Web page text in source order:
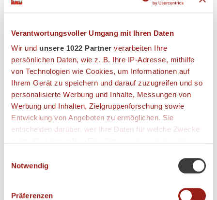
Verantwortungsvoller Umgang mit Ihren Daten
Wir und unsere 1022 Partner verarbeiten Ihre
persönlichen Daten, wie z. B. Ihre IP-Adresse, mithilfe
von Technologien wie Cookies, um Informationen auf
Ihrem Gerät zu speichern und darauf zuzugreifen und so
personalisierte Werbung und Inhalte, Messungen von
Werbung und Inhalten, Zielgruppenforschung sowie
Entwicklung von Angeboten zu ermöglichen. Sie
entscheiden darüber, wer Ihre Daten für welche Zwecke
Trigger Symbol ändern oder widerrufen
Notwendig
Präferenzen
Nutzung unserer exklusiven Wellness-Therme mit
Gerne können Sie weitere Wellnesswünsche im voraus
reservieren - Unsere Preisliste mit Angeboten finden Sie
>>HIER
Hinweis: Dieses Arrangement ist auch unter der Woche
buchbar
Bildergalerie
ZEITRÄUME